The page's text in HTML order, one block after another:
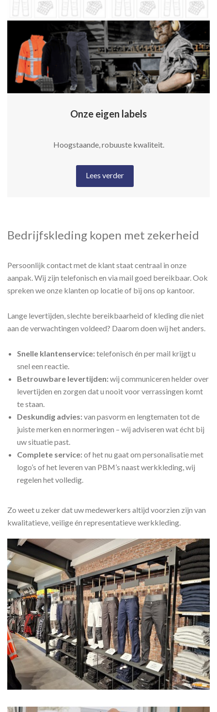
Onze eigen labels
Hoogstaande, robuuste kwaliteit.
Lees verder
Bedrijfskleding kopen met zekerheid
Persoonlijk contact met de klant staat centraal in onze
aanpak. Wij zijn telefonisch en via mail goed bereikbaar. Ook
spreken we onze klanten op locatie of bij ons op kantoor.
Lange levertijden, slechte bereikbaarheid of kleding die niet
aan de verwachtingen voldeed? Daarom doen wij het anders.
Snelle klantenservice:telefonisch én per mail krijgt u
snel een reactie.
Betrouwbare levertijden:wij communiceren helder over
levertijden en zorgen dat u nooit voor verrassingen komt
te staan.
Deskundig advies:van pasvorm en lengtematen tot de
juiste merken en normeringen – wij adviseren wat écht bij
uw situatie past.
Complete service:of het nu gaat om personalisatie met
logo’s of het leveren van PBM’s naast werkkleding, wij
regelen het volledig.
Zo weet u zeker dat uw medewerkers altijd voorzien zijn van
kwalitatieve, veilige én representatieve werkkleding.